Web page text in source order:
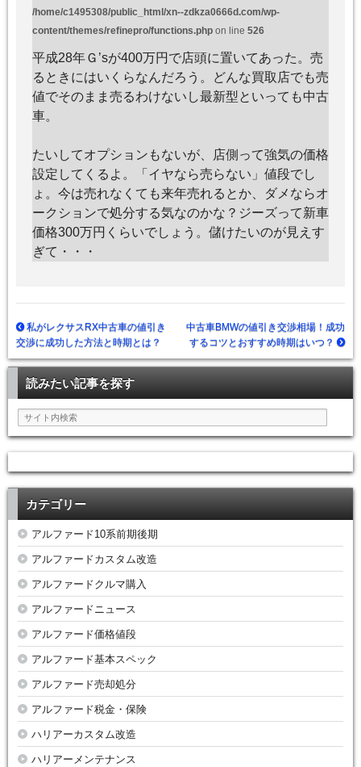
/home/c1495308/public_html/xn--zdkza0666d.com/wp-
content/themes/refinepro/functions.php on line 526
平成28年Ｇ’sが400万円で店頭に置いてあった。売
るときにはいくらなんだろう。どんな買取店でも売
値でそのまま売るわけないし最新型といっても中古
車。
たいしてオプションもないが、店側って強気の価格
設定してくるよ。「イヤなら売らない」値段でし
ょ。今は売れなくても来年売れるとか、ダメならオ
ークションで処分する気なのかな？ジーズって新車
価格300万円くらいでしょう。儲けたいのが見えす
ぎて・・・
私がレクサスRX中古車の値引き
交渉に成功した方法と時期とは？
中古車BMWの値引き交渉相場！成功
するコツとおすすめ時期はいつ？
読みたい記事を探す
カテゴリー
アルファード10系前期後期
アルファードカスタム改造
アルファードクルマ購入
アルファードニュース
アルファード価格値段
アルファード基本スペック
アルファード売却処分
アルファード税金・保険
ハリアーカスタム改造
ハリアーメンテナンス